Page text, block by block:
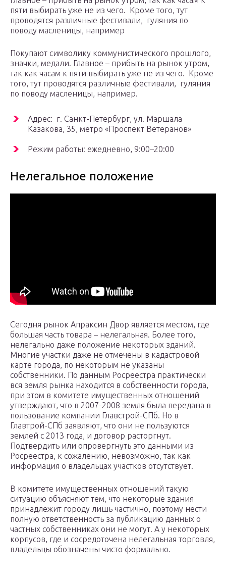
пяти выбирать уже не из чего. Кроме того, тут
проводятся различные фестивали, гуляния по
поводу масленицы, например
Покупают символику коммунистического прошлого,
значки, медали. Главное – прибыть на рынок утром,
так как часам к пяти выбирать уже не из чего. Кроме
того, тут проводятся различные фестивали, гуляния
по поводу масленицы, например.
Адрес: г. Санкт-Петербург, ул. Маршала
Казакова, 35, метро «Проспект Ветеранов»
Режим работы: ежедневно, 9:00–20:00
Нелегальное положение
Сегодня рынок Апраксин Двор является местом, где
большая часть товара – нелегальная. Более того,
нелегально даже положение некоторых зданий.
Многие участки даже не отмечены в кадастровой
карте города, по некоторым не указаны
собственники. По данным Росреестра практически
вся земля рынка находится в собственности города,
при этом в комитете имущественных отношений
утверждают, что в 2007-2008 земля была передана в
пользование компании Главстрой-СПб. Но в
Главтрой-СПб заявляют, что они не пользуются
землей с 2013 года, и договор расторгнут.
Подтвердить или опровергнуть это данными из
Росреестра, к сожалению, невозможно, так как
информация о владельцах участков отсутствует.
В комитете имущественных отношений такую
ситуацию объясняют тем, что некоторые здания
принадлежит городу лишь частично, поэтому нести
полную ответственность за публикацию данных о
частных собственниках они не могут. А у некоторых
корпусов, где и сосредоточена нелегальная торговля,
владельцы обозначены чисто формально.